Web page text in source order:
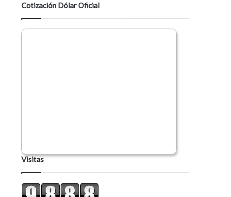
Cotización Dólar Oficial
Visitas